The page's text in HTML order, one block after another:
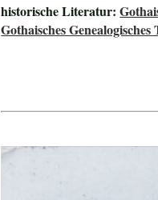
historische Literatur:
Gothaisches